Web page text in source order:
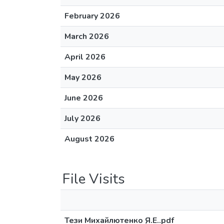
February 2026
March 2026
April 2026
May 2026
June 2026
July 2026
August 2026
File Visits
Тези Михайлютенко Я.Е..pdf